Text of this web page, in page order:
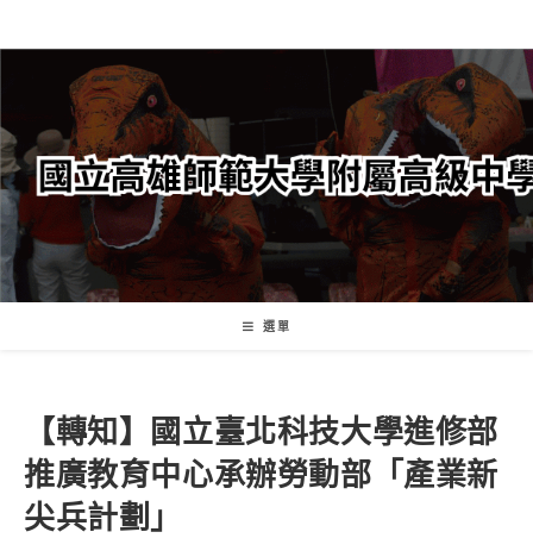
轉
要
內
容
選單
【轉知】國立臺北科技大學進修部
推廣教育中心承辦勞動部「產業新
尖兵計劃」